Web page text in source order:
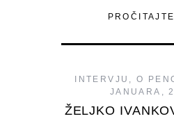
INTERVJU ,O
JANUARA,
ŽELJKO